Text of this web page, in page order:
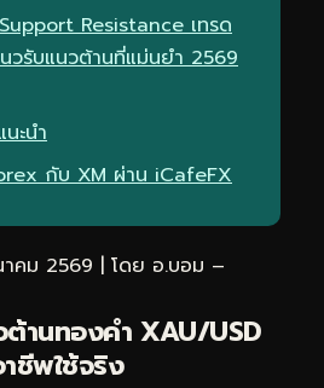
Resistance เทรด
วรับแนวต้านที่แม่นยำ 2569
ะนำ
กับ XM ผ่าน iCafeFX
คม 2569 | โดย อ.บอม –
านทองคำ XAU/USD
ชีพใช้จริง